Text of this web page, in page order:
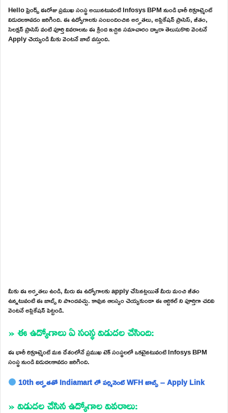
Hello ఫ్రెండ్స్ ఈరోజు ప్రముఖ సంస్థ అయినటువంటి Infosys BPM నుండి భారీ రిక్రూట్మెంట్
విడుదలకావడం జరిగింది. ఈ ఉద్యోగాలకు సంబందించిన అర్హతలు, అప్లికేషన్ ప్రాసెస్, జీతం,
సెలక్షన్ ప్రాసెస్ వంటి పూర్తి వివరాలను ఈ క్రింద ఇచ్చిన సమాచారం ద్వారా తెలుసుకొని వెంటనే
Apply చెయ్యండి మీకు వెంటనే జాబ్ వస్తుంది.
మీకు ఈ అర్హతలు ఉండి, మీరు ఈ ఉద్యోగాలకు apply చేసినట్లయితే మీరు మంచి జీతం
ఉన్నటువంటి ఈ జాబ్స్ ని పొందవచ్చు. కావున ఆలస్యం చెయ్యకుండా ఈ ఆర్టికల్ ని పూర్తిగా చదివి
వెంటనే అప్లికేషన్ పెట్టండి.
» ఈ ఉద్యోగాలు ఏ సంస్థ విడుదల చేసింది:
ఈ భారీ రిక్రూట్మెంట్ మన దేశంలోనే ప్రముఖ టెక్ సంస్థలలో ఒకటైనటువంటి Infosys BPM
సంస్థ నుండి విడుదలకావడం జరిగింది.
10th అర్హతతో Indiamart లో పర్మినెంట్ WFH జాబ్స్ – Apply Link
» విడుదల చేసిన ఉద్యోగాల వివరాలు: